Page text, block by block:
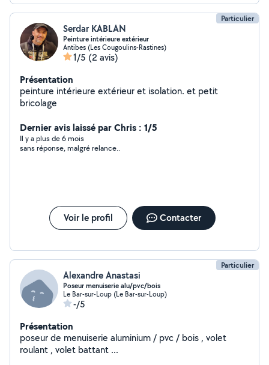
Particulier
Serdar KABLAN
Peinture intérieure extérieur
Antibes (Les Cougoulins-Rastines)
1/5 (2 avis)
Présentation
peinture intérieure extérieur et isolation. et petit
bricolage
Dernier avis laissé par Chris : 1/5
Il y a plus de 6 mois
sans réponse, malgré relance..
Voir le profil Contacter
Particulier
Alexandre Anastasi
Poseur menuiserie alu/pvc/bois
Le Bar-sur-Loup (Le Bar-sur-Loup)
-/5
Présentation
poseur de menuiserie aluminium / pvc / bois , volet
roulant , volet battant ...